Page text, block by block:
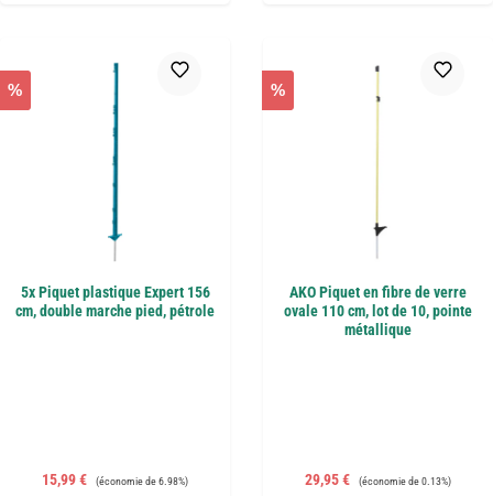
%
5x Piquet plastique Expert 156
cm, double marche pied, pétrole
Prix de vente :
15,99 € Prix régulier :
(économie de 6.98%)
%
AKO Piquet en fibre de verre
ovale 110 cm, lot de 10, pointe
métallique
Prix de vente :
29,95 € Prix régulier :
(économie de 0.13%)